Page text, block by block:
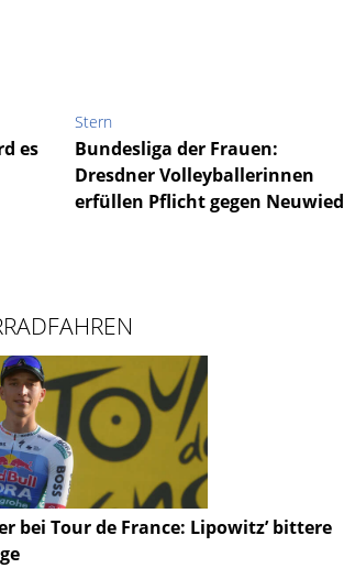
es
Stern
Bundesliga der Frauen:
Dresdner Volleyballerinnen
erfüllen Pflicht gegen Neuwied
bei Tour de France: Lipowitz’ bittere